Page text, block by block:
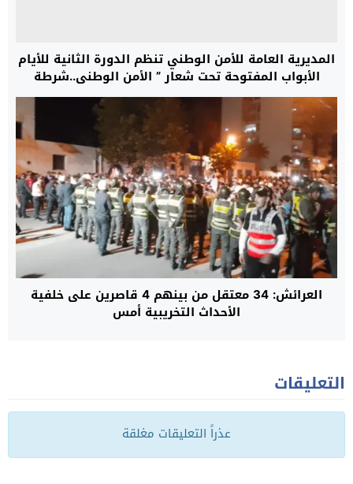
المديرية العامة للأمن الوطني تنظم الدورة الثانية للأيام
الأبواب المفتوحة تحت شعار ” الأمن الوطني..شرطة
مواطنة”
العرائش: 34 معتقل من بينهم 4 قاصرين على خلفية
الأحداث التخريبية أمس
التعليقات
عذراً التعليقات مغلقة